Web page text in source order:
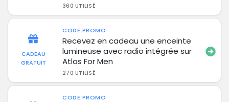
360 UTILISÉ
CADEAU
GRATUIT
CODE PROMO
Recevez en cadeau une enceinte
lumineuse avec radio intégrée sur
Atlas For Men
270 UTILISÉ
CODE PROMO